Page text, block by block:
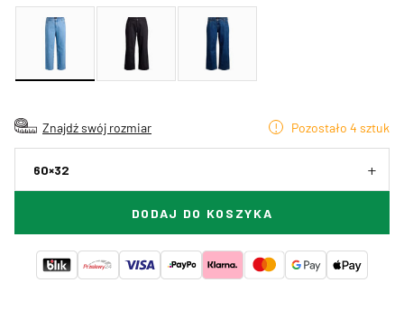
Znajdź swój rozmiar Pozostało 4 sztuk
60×32
DODAJ DO KOSZYKA